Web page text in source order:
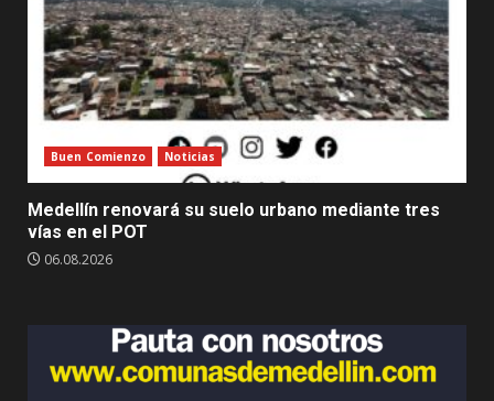
Buen Comienzo Noticias
Medellín renovará su suelo urbano mediante tres
vías en el POT
06.08.2026